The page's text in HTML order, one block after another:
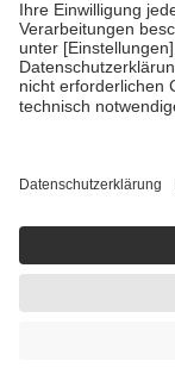
• Untersuchungen
GKV getragen
• empfohlenen
• Harn- und
getroffen, um
https://
Einige Bilder und